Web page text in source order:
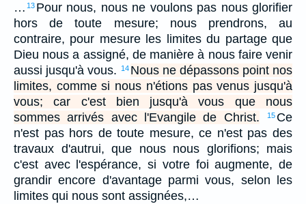
… 13 Pour nous, nous ne voulons pas nous glorifier
hors de toute mesure; nous prendrons, au
contraire, pour mesure les limites du partage que
Dieu nous a assigné, de manière à nous faire venir
aussi jusqu'à vous.
14 Nous ne dépassons point nos
limites, comme si nous n'étions pas venus jusqu'à
vous; car c'est bien jusqu'à vous que nous
sommes arrivés avec l'Evangile de Christ.
15 Ce
n'est pas hors de toute mesure, ce n'est pas des
travaux d'autrui, que nous nous glorifions; mais
c'est avec l'espérance, si votre foi augmente, de
grandir encore d'avantage parmi vous, selon les
limites qui nous sont assignées,…